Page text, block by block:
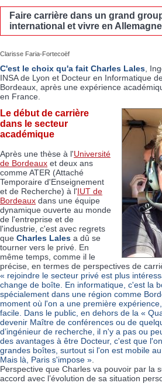
Faire carrière dans un grand
international et vivre en
Clarisse Faria-Fortecoëf
C'est le choix qu'a fait Charles Lales ,
INSA de Lyon et Docteur en Informatique
Bordeaux, après une expérience
en France.
Le début de carrière
dans le secteur
académique
Après une thèse à l'Université
de Bordeaux et deux ans
comme ATER (Attaché
Temporaire d'Enseignement
et de Recherche) à l'IUT de
Bordeaux dans une équipe
dynamique ouverte au monde
de l'entreprise et de
l'industrie, c'est avec regrets
que Charles Lales a dû se
tourner vers le privé. En
même temps, comme il le
précise, en termes de perspectives de
« rejoindre le secteur privé est plus
change de boîte. En informatique, c'est la
spécialement dans une région comme
moment où l'on a une première
facile. Dans le public, en dehors de la «
devenir Maître de conférences ou de
d’ingénieur de recherche, il n'y a pas ou
des avantages à être Docteur, c'est que
grandes boîtes, surtout si l'on est mobile
Mais là, Paris s'impose »
Perspective que Charles va pouvoir par la
accord avec l’évolution de sa situation